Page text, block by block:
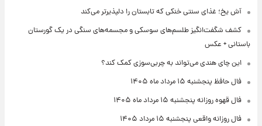
آش یخ؛ غذای سنتی خنکی که تابستان را دلپذیرتر می‌کند
کشف شگفت‌انگیز طلسم‌های سوسکی و مجسمه‌های سنگی در یک گورستان
باستانی + عکس
این چای هندی می‌تواند به چربی‌سوزی کمک کند؟
فال حافظ پنجشنبه ۱۵ مرداد ماه ۱۴۰۵
فال قهوه روزانه پنجشنبه ۱۵ مرداد ماه ۱۴۰۵
فال روزانه واقعی پنجشنبه ۱۵ مرداد ۱۴۰۵